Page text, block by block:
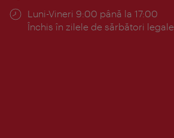
Program:
Luni-Vineri 9:00 până la 17:00
Închis în zilele de sărbători legale